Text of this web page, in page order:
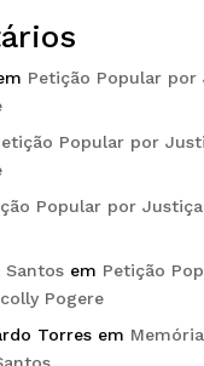
Petição Popular por
Popular por
Popular por
Santosem Petição
Pogere
Torresem